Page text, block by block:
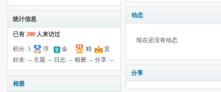
听TA
为好友 我留言 个招呼 送消息
统计信息
已有 280 人来访过
积分: 5
浮
云:10
金
钱:--
精
华:--
贡
献:--
好友: -- 主题: -- 日志:-- 相册: -- 分享:--
相册
动态
现在还没有动态
分享